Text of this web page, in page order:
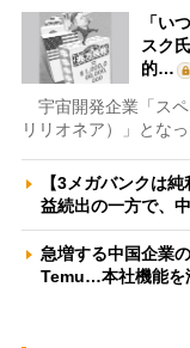
「い
スク
的…
宇宙開発企業「スペ
リリオネア）」とな
【3メガバンクは
益続出の一方で、
急増する中国企業
Temu…本社機能